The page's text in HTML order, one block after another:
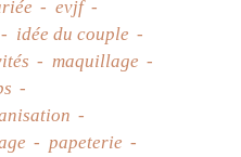
evjf
idée du couple
maquillage
papeterie